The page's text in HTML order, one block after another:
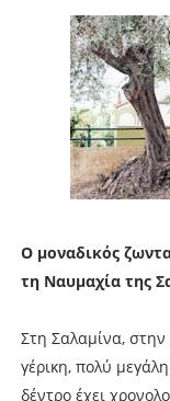
Ο μοναδικός
τη Ναυμαχία της
Στη Σαλαμίνα, στην
γέρικη, πολύ
δέντρο έχει